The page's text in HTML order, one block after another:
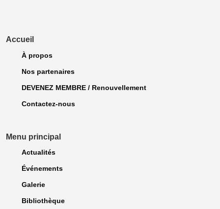
Accueil
À propos
Nos partenaires
DEVENEZ MEMBRE / Renouvellement
Contactez-nous
Menu principal
Actualités
Événements
Galerie
Bibliothèque